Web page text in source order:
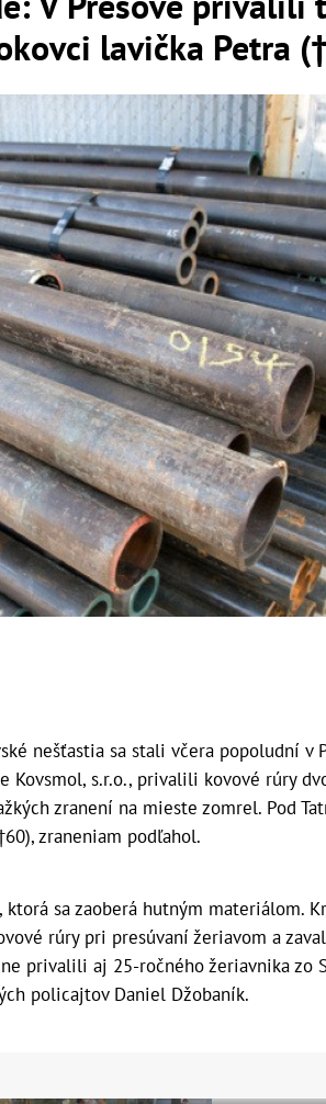
lavička Petra
nešťastia sa stali včera popoludní v
Kovsmol, s.r.o., privalili kovové rúry
zranení na mieste zomrel. Pod
zraneniam podľahol.
ktorá sa zaoberá hutným materiálom.
rúry pri presúvaní žeriavom a
privalili aj 25-ročného žeriavnika zo
policajtov Daniel Džobaník.